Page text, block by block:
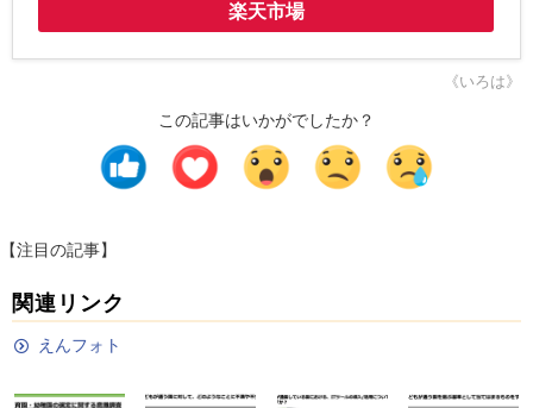
楽天市場
《いろは》
この記事はいかがでしたか？
【注目の記事】
関連リンク
えんフォト